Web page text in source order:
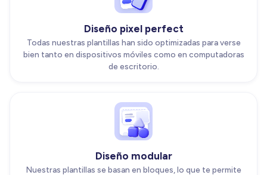
Diseño pixel perfect
Todas nuestras plantillas han sido optimizadas para verse
bien tanto en dispositivos móviles como en computadoras
de escritorio.
Diseño modular
Nuestras plantillas se basan en bloques, lo que te permite